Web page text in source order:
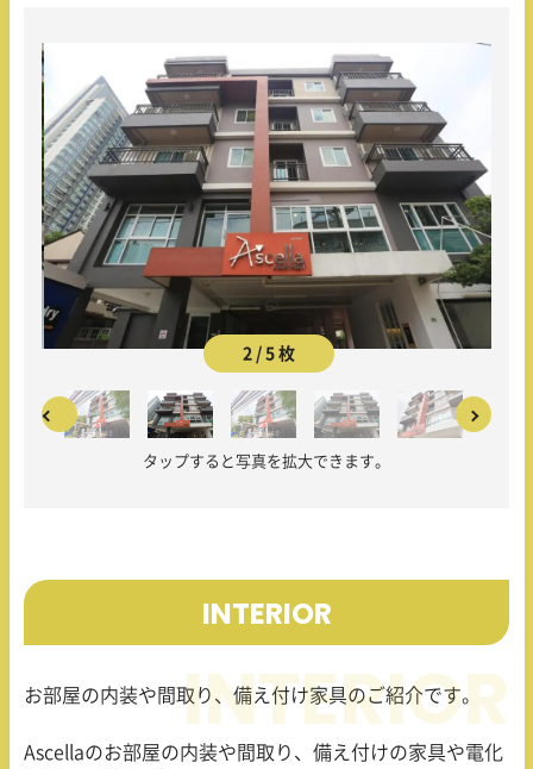
2 / 5 枚
タップすると写真を拡大できます。
INTERIOR
お部屋の内装や間取り、備え付け家具のご紹介です。
Ascellaのお部屋の内装や間取り、備え付けの家具や電化